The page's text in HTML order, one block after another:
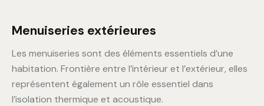
Menuiseries extérieures
Les menuiseries sont des éléments essentiels d’une
habitation. Frontière entre l’intérieur et l’extérieur, elles
représentent également un rôle essentiel dans
l’isolation thermique et acoustique.